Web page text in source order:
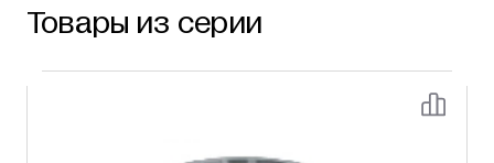
Товары из серии